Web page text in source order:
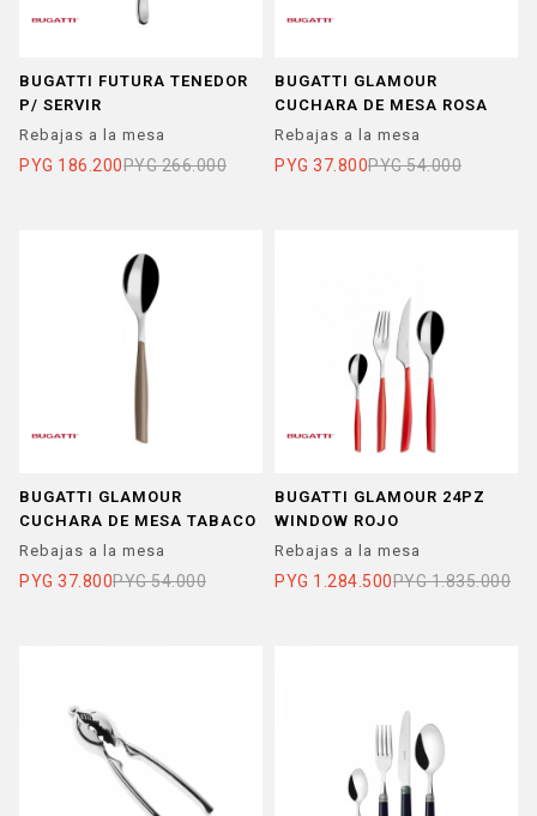
BUGATTI FUTURA TENEDOR
P/ SERVIR
Rebajas a la mesa
PYG 186.200PYG 266.000
BUGATTI GLAMOUR
CUCHARA DE MESA ROSA
Rebajas a la mesa
PYG 37.800PYG 54.000
BUGATTI GLAMOUR
CUCHARA DE MESA TABACO
Rebajas a la mesa
PYG 37.800PYG 54.000
BUGATTI GLAMOUR 24PZ
WINDOW ROJO
Rebajas a la mesa
PYG 1.284.500PYG 1.835.000